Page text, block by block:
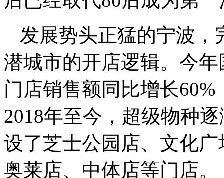
发展势头正猛的宁波，
潜城市的开店逻辑。今
门店销售额同比增长
2018年至今，超级物种
设了芝士公园店、文化
奥莱店、中体店等门店。